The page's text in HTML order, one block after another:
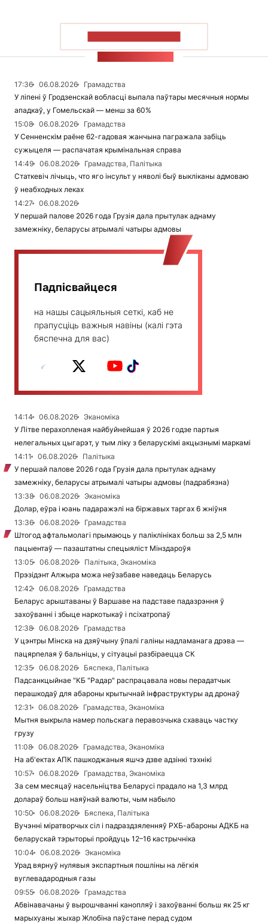
17:36 06.08.2026
Грамадства
У ліпені ў Гродзенскай вобласці выпала паўтары месячныя нормы
ападкаў, у Гомельскай — менш за 60%
15:08
06.08.2026
Грамадства
У Сенненскім раёне 62-гадовая жанчына пагражала забіць
сужыцеля — распачатая крымінальная справа
14:49
06.08.2026
Грамадства, Палітыка
Статкевіч лічыць, что яго інсульт у няволі быў выкліканы адмоваю
ў неабходных леках
14:27
06.08.2026
У першай палове 2026 года Грузія дала прытулак аднаму
замежніку, беларусы атрымалі чатыры адмовы
Падпісвайцеся
на нашы сацыяльныя сеткі, каб не
прапусціць важныя навіны (калі гэта
бяспечна для вас)
14:14 06.08.2026
Эканоміка
У Літве перахопленая найбуйнейшая ў 2026 годзе партыя
нелегальных цыгарэт, у тым ліку з беларускімі акцызнымі маркамі
14:11
06.08.2026
Палітыка
У першай палове 2026 года Грузія дала прытулак аднаму
замежніку, беларусы атрымалі чатыры адмовы (падрабязна)
13:38
06.08.2026
Эканоміка
Долар, еўра і юань падаражэлі на біржавых таргах 6 жніўня
13:36
06.08.2026
Грамадства
Штогод афтальмолагі прымаюць у паліклініках больш за 2,5 млн
пацыентаў — пазаштатны спецыяліст Мінздароўя
13:05
06.08.2026
Палітыка, Эканоміка
Прэзідэнт Алжыра можа неўзабаве наведаць Беларусь
12:42
06.08.2026
Грамадства
Беларус арыштаваны ў Варшаве на падставе падазрэння ў
захоўванні і збыце наркотыкаў і псіхатропаў
12:38
06.08.2026
Грамадства
У цэнтры Мінска на дзяўчыну ўпалі галіны надламанага дрэва —
пацярпелая ў бальніцы, у сітуацыі разбіраецца СК
12:35
06.08.2026
Бяспека, Палітыка
Падсанкцыйнае "КБ "Радар" распрацавала новы перадатчык
перашкодаў для абароны крытычнай інфраструктуры ад дронаў
12:31
06.08.2026
Грамадства, Эканоміка
Мытня выкрыла намер польскага перавозчыка схаваць частку
грузу
11:08
06.08.2026
Грамадства, Эканоміка
На аб'ектах АПК пашкоджаныя яшчэ дзве адзінкі тэхнікі
10:57
06.08.2026
Грамадства, Эканоміка
За сем месяцаў насельніцтва Беларусі прадало на 1,3 млрд
долараў больш наяўнай валюты, чым набыло
10:50
06.08.2026
Бяспека, Палітыка
Вучэнні міратворчых сіл і падраздзяленняў РХБ-абароны АДКБ на
беларускай тэрыторыі пройдуць 12–16 кастрычніка
10:04
06.08.2026
Эканоміка
Урад вярнуў нулявыя экспартныя пошліны на лёгкія
вуглевадародныя газы
09:55
06.08.2026
Грамадства
Абвінавачаны ў вырошчванні канопляў і захоўванні больш як 25 кг
марыхуаны жыхар Жлобіна паўстане перад судом